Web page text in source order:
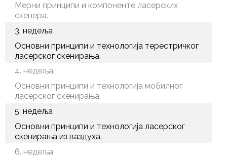
Мерни принципи и компоненте ласерских
скенера.
3. недеља
Основни принципи и технологија терестричког
ласерског скенирања.
4. недеља
Основни принципи и технологија мобилног
ласерског скенирања.
5. недеља
Основни принципи и технологија ласерског
скенирања из ваздуха.
6. недеља